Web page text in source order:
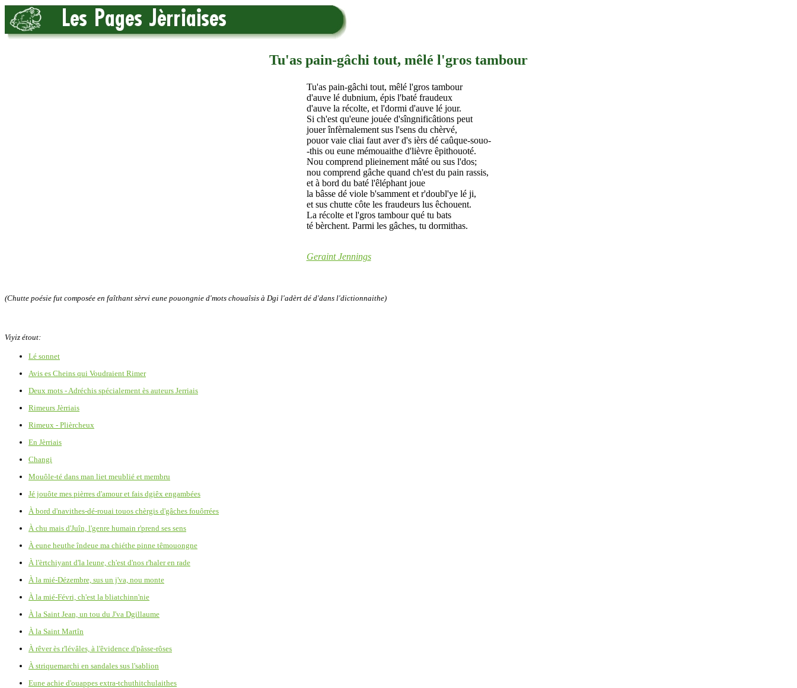
Tu'as pain-gâchi tout, mêlé l'gros tambour
Tu'as pain-gâchi tout, mêlé l'gros tambour
d'auve lé dubnium, épis l'baté fraudeux
d'auve la récolte, et l'dormi d'auve lé jour.
Si ch'est qu'eune jouée d'sîngnificâtions peut
jouer înfèrnalement sus l'sens du chèrvé,
pouor vaie cliai faut aver d's ièrs dé caûque-souo-
-this ou eune mémouaithe d'lièvre êpithouoté.
Nou comprend plieinement mâté ou sus l'dos;
nou comprend gâche quand ch'est du pain rassis,
et à bord du baté l'êléphant joue
la bâsse dé viole b'samment et r'doubl'ye lé ji,
et sus chutte côte les fraudeurs lus êchouent.
La récolte et l'gros tambour qué tu bats
té bèrchent. Parmi les gâches, tu dormithas.
Geraint Jennings
(Chutte poésie fut composée en faîthant sèrvi eune pouongnie d'mots chouaîsis à Dgi l'adèrt dé d'dans l'dictionnaithe)
Viyiz étout:
Lé sonnet
Avis es Cheins qui Voudraient Rimer
Deux mots - Adréchis spécialement ès auteurs Jerriais
Rimeurs Jèrriais
Rimeux - Plièrcheux
En Jèrriais
Changi
Mouôle-té dans man liet meublié et membru
Jé jouôte mes pièrres d'amour et fais dgiêx engambées
À bord d'navithes-dé-rouai touos chèrgis d'gâches fouôrrées
À chu mais d'Juîn, l'genre humain r'prend ses sens
À eune heuthe îndeue ma chiéthe pinne têmouongne
À l'èrtchiyant d'la leune, ch'est d'nos r'haler en rade
À la mié-Dézembre, sus un j'va, nou monte
À la mié-Févri, ch'est la bliatchinn'nie
À la Saint Jean, un tou du J'va Dgillaume
À la Saint Martîn
À rêver ès r'lévâles, à l'êvidence d'pâsse-rôses
À striquemarchi en sandales sus l'sablion
Eune achie d'ouappes extra-tchuthitchulaithes